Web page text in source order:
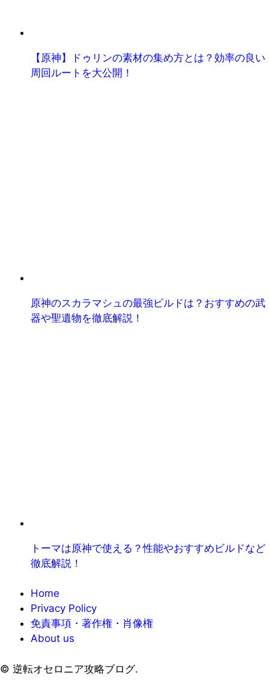
【原神】ドゥリンの素材の集め方とは？効率の良い
周回ルートを大公開！
原神のスカラマシュの最強ビルドは？おすすめの武
器や聖遺物を徹底解説！
トーマは原神で使える？性能やおすすめビルドなど
徹底解説！
Home
Privacy Policy
免責事項・著作権・肖像権
About us
© 逆転オセロニア攻略ブログ.